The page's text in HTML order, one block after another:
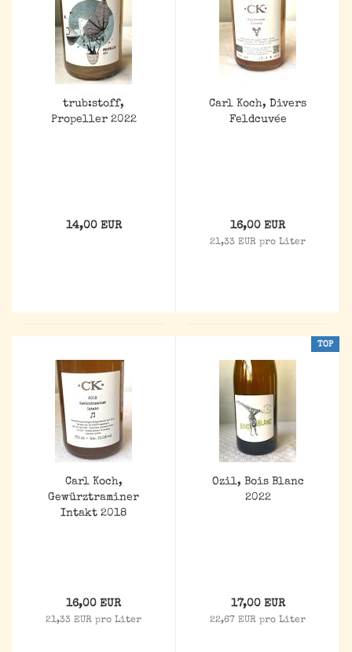
trub:stoff,
Propeller 2022
14,00 EUR
Carl Koch, Divers
Feldcuvée
16,00 EUR
21,33 EUR pro Liter
Carl Koch,
Gewürztraminer
Intakt 2018
16,00 EUR
21,33 EUR pro Liter
TOP
Ozil, Bois Blanc
2022
17,00 EUR
22,67 EUR pro Liter